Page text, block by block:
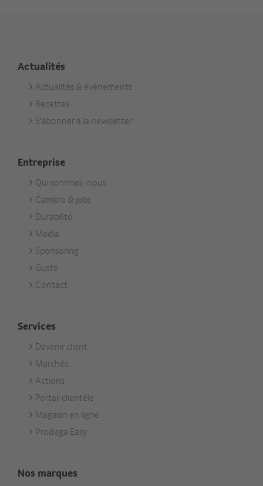
Actualités
Footer
Aktuell
Actualités & événements
Recettes
S'abonner à la newsletter
Entreprise
Footer
Unternehmen
Qui sommes-nous
Carrière & jobs
Durabilité
Media
Sponsoring
Gusto
Contact
Services
Footer
Services
Devenir client
Marchés
Actions
Portail clientèle
Magasin en ligne
Prodega Easy
Nos marques